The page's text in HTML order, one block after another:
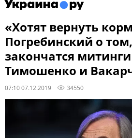
«Хотят вернуть
Погребинский о
закончатся
Тимошенко и
07:10 07.12.2019 34550